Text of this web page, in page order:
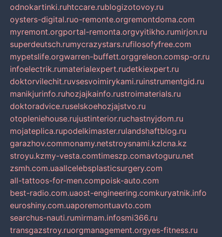
odnokartinki.ruhtccare.rublogizotovoy.ru
oysters-digital.ruo-remonte.orgremontdoma.com
myremont.orgportal-remonta.orgvyitikho.rumirjon.ru
superdeutsch.rumycrazystars.rufilosofyfree.com
mypetslife.orgwarren-buffett.orggreleon.comsp-or.ru
infoelectrik.rumaterialexpert.rudetkiexpert.ru
doktorvilechit.ruvsesvoimirykami.ruinstrumentgid.ru
manikjurinfo.ruhozjajkainfo.rustroimaterials.ru
doktoradvice.ruselskoehozjajstvo.ru
otopleniehouse.rujustinterior.ruchastnyjdom.ru
mojateplica.rupodelkimaster.rulandshaftblog.ru
garazhov.commonamy.netstroysnami.kzlcna.kz
stroyu.kzmy-vesta.comtimeszp.comavtoguru.net
zsmh.com.uaallcelebsplasticsurgery.com
all-tattoos-for-men.compoisk-auto.com
best-radio.com.uaost-engineering.comkuryatnik.info
euroshiny.com.uaporemontuavto.com
searchus-nauti.rumirmam.infosmi366.ru
transgazstroy.ruorgmanagement.orgyes-fitness.ru